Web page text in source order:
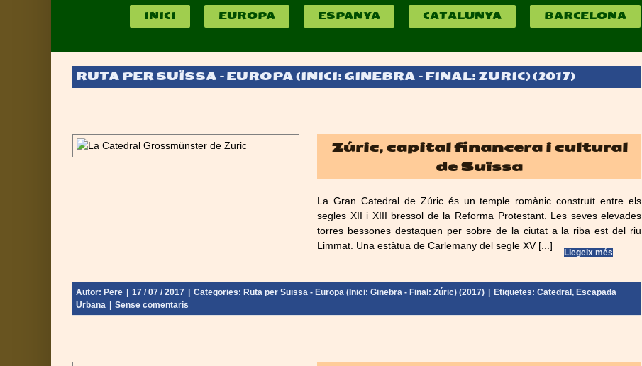
INICI EUROPA ESPANYA CATALUNYA BARCELONA
RUTA PER SUÏSSA – EUROPA (INICI: GINEBRA – FINAL: ZURIC) (2017)
Zúric, capital financera i cultural
de Suïssa
La Gran Catedral de Zúric és un temple romànic construït entre els
segles XII i XIII bressol de la Reforma Protestant. Les seves elevades
torres bessones destaquen per sobre de la ciutat a la riba est del riu
Limmat. Una estàtua de Carlemany del segle XV [...]
Autor: Pere 17 / 07 / 2017 Categories: Ruta per Suïssa - Europa (Inici: Ginebra - Final: Zúric) (2017) Etiquetes: Catedral , Escapada
Urbana
Sense comentaris
Llegeix més